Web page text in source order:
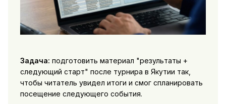
Задача: подготовить материал "результаты +
следующий старт" после турнира в Якутии так,
чтобы читатель увидел итоги и смог спланировать
посещение следующего события.